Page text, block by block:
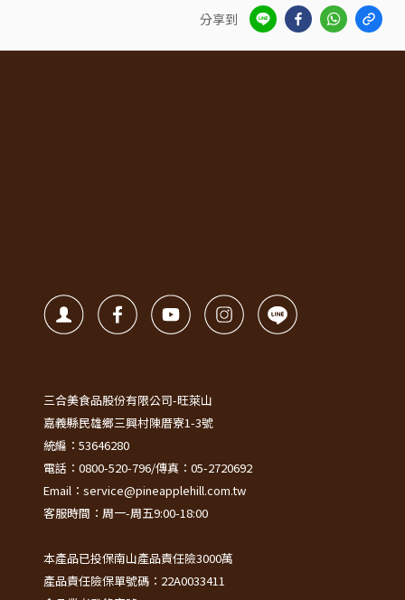
分享到
三合美食品股份有限公司-旺萊山
嘉義縣民雄鄉三興村陳厝寮1-3號
統編：53646280
電話：0800-520-796/傳真：05-2720692
Email：service@pineapplehill.com.tw
客服時間：周一-周五9:00-18:00
本產品已投保南山產品責任險3000萬
產品責任險保單號碼：22A0033411